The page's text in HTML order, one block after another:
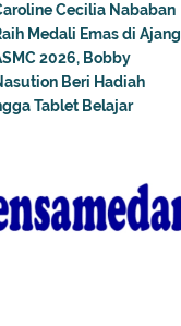
Cecilia Nababan
Medali Emas di Ajang
2026, Bobby
Beri Hadiah
Tablet Belajar